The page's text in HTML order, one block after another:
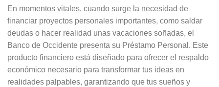
En momentos vitales, cuando surge la necesidad de
financiar proyectos personales importantes, como saldar
deudas o hacer realidad unas vacaciones soñadas, el
Banco de Occidente presenta su Préstamo Personal. Este
producto financiero está diseñado para ofrecer el respaldo
económico necesario para transformar tus ideas en
realidades palpables, garantizando que tus sueños y